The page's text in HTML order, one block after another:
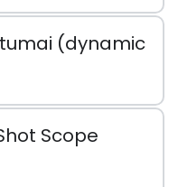
(dynamic
Scope